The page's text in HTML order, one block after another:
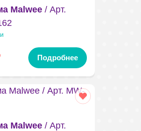
Malwee/ Арт.
Подробнее
Malwee/ Арт.